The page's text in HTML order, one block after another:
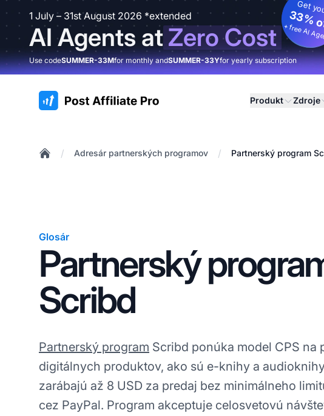
1 July – 31st August 2026 *extended
AI Agents atZero Cost
Get
33%
+ free AI
Use codeSUMMER-33Mfor monthly andSUMMER-33Yfor yearly subscription
:site.title Produkt Zdroje
/ Adresár partnerských programov / Partnerský program
Glosár
Partnerský
Scribd
Partnerský program Scribd ponúka model CPS na
digitálnych produktov, ako sú e-knihy a
zarábajú až 8 USD za predaj bez minimálneho
cez PayPal. Program akceptuje celosvetovú